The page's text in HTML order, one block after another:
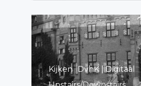
Kijken DvhK | Digitaal